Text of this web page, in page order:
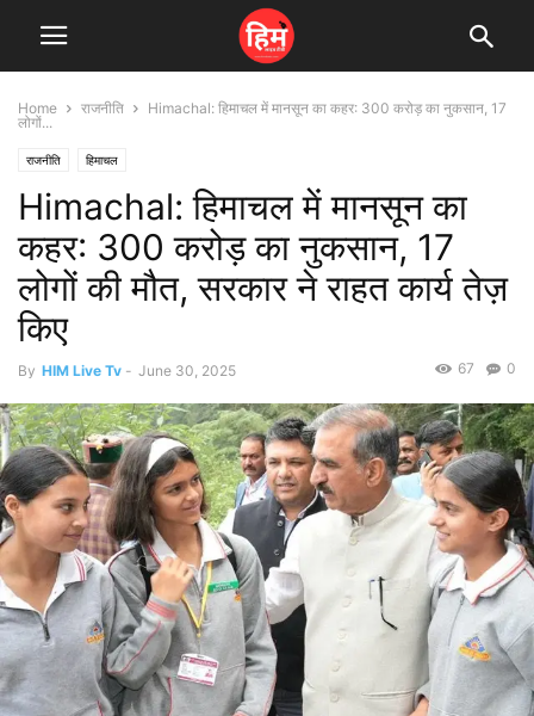
Home राजनीति
Himachal: हिमाचल में मानसून का कहर: 300 करोड़ का नुकसान, 17
लोगों...
राजनीति हिमाचल
Himachal: हिमाचल में मानसून का
कहर: 300 करोड़ का नुकसान, 17
लोगों की मौत, सरकार ने राहत कार्य तेज़
किए
By HIM Live Tv - June 30, 2025 0
67